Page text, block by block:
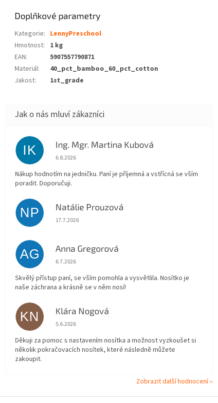
Doplňkové parametry
Kategorie: LennyPreschool
Hmotnost:
1 kg
EAN:
5907557790871
Materiál:
40_pct_bamboo_60_pct_cotton
Jakost: 1st_grade
IK Ing. Mgr. Martina Kubová
Hodnocení obchodu je 5 z 5 hvězdiček.
6.8.2026
Nákup hodnotím na jedničku. Paní je příjemná a vstřícná se vším
poradit. Doporučuji.
NP Natálie Prouzová
Hodnocení obchodu je 5 z 5 hvězdiček.
17.7.2026
AG Anna Gregorová
Hodnocení obchodu je 5 z 5 hvězdiček.
6.7.2026
Skvělý přístup paní, se vším pomohla a vysvětlila. Nosítko je
naše záchrana a krásně se v něm nosí!
KN Klára Nogová
Hodnocení obchodu je 5 z 5 hvězdiček.
5.6.2026
Děkuji za pomoc s nastavením nosítka a možnost vyzkoušet si
několik pokračovacích nosítek, které následně můžete
zakoupit.
Zobrazit další hodnocení